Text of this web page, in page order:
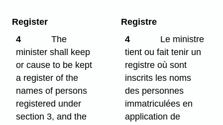
Register
4
The
minister shall keep
or cause to be kept
a register of the
names of persons
registered under
section 3, and the
Registre
4
Le ministre
tient ou fait tenir un
registre où sont
inscrits les noms
des personnes
immatriculées en
application de